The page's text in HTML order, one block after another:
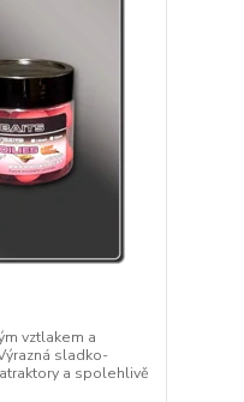
vztlakem a
sladko-
a spolehlivě